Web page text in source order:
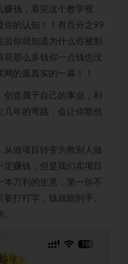
赚钱，看完这个教学视
你的认知！！有百分之99
你就知道为什么你被割
花那么多钱你一点钱也没
的最真实的一幕！！
造属于自己的事业，利
几年的弯路，会让你豁然
从做项目转变为教别人做
赚钱，但是我们卖项目
本万利的生意，第一你不
打打字，钱就能到手。